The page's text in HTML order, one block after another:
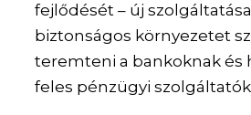
fejlődését – új
biztonságos környezetet
teremteni a bankoknak és
feles pénzügyi